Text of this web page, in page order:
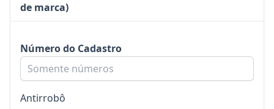
de marca)
Número do Cadastro
Antirrobô